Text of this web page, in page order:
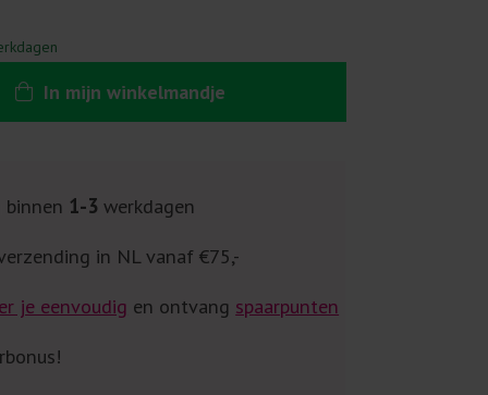
In mijn winkelmandje
binnen 1-3werkdagen
in NL vanaf €75,-
je eenvoudig en ontvang spaarpunten